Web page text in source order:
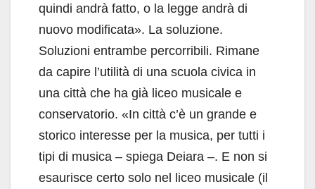
quindi andrà fatto, o la legge andrà di
nuovo modificata». La soluzione.
Soluzioni entrambe percorribili. Rimane
da capire l’utilità di una scuola civica in
una città che ha già liceo musicale e
conservatorio. «In città c’è un grande e
storico interesse per la musica, per tutti i
tipi di musica – spiega Deiara –. E non si
esaurisce certo solo nel liceo musicale (il